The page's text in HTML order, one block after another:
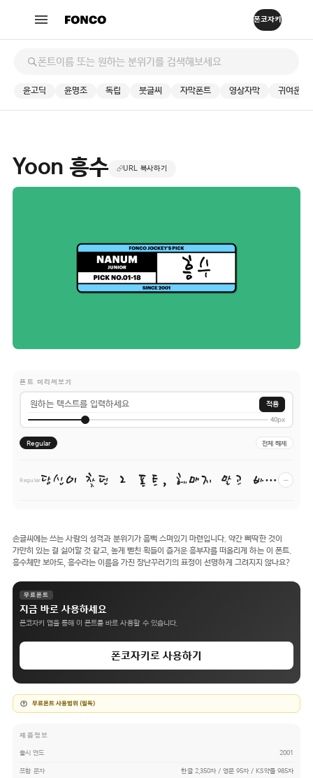
윤고딕 윤명조 독립 붓글씨 자막폰트 영상자막 귀여운
Yoon 흥수 URL 복사하기
폰트 미리써보기
적용
40px
Regular 전체 해제
Regular 당신이 찾던 그 폰트, 헤매지 말고 바로 폰코! −
손글씨에는 쓰는 사람의 성격과 분위기가 흠뻑 스며있기 마련입니다. 약간 삐딱한 것이
가만히 있는 걸 싫어할 것 같고, 높게 뻗친 획들이 즐거운 흥부자를 떠올리게 하는 이 폰트.
흥수체만 보아도, 흥수라는 이름을 가진 장난꾸러기의 표정이 선명하게 그려지지 않나요?
무료폰트
지금 바로 사용하세요
폰코자키 앱을 통해 이 폰트를 바로 사용할 수 있습니다.
폰코자키로 사용하기
무료폰트 사용범위 (필독)
제품정보
출시 연도 2001
포함 문자 한글 2,350자 / 영문 95자 / KS약물 985자